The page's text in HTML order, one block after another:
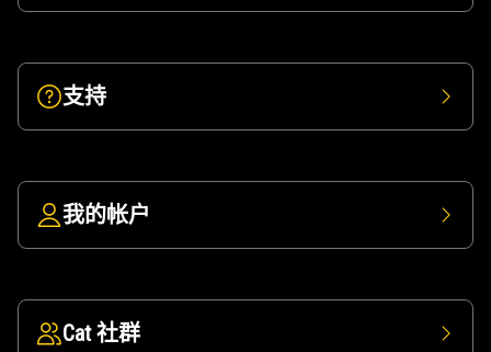
支持
我的帐户
Cat 社群